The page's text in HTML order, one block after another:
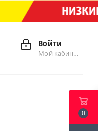
Войти
Мой кабинет
0